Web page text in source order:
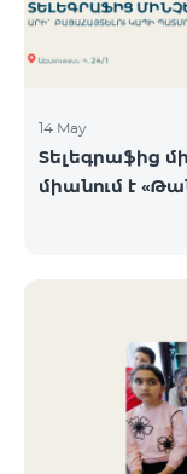
14 May
Տելեգրաֆից
միանում է